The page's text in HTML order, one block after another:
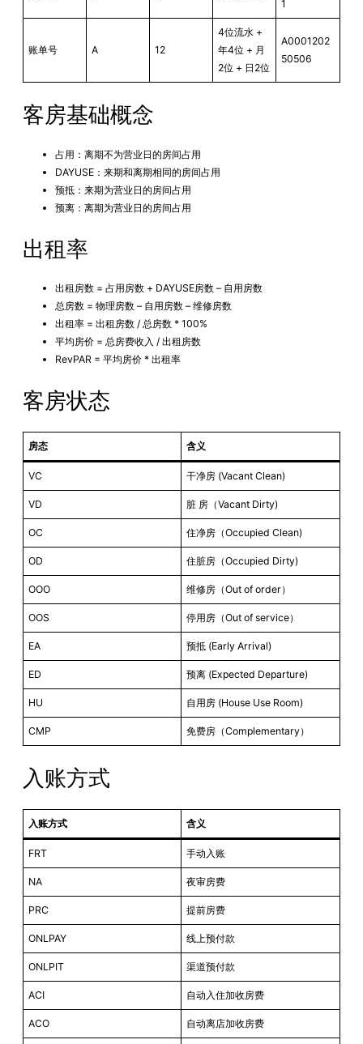
1
账单号 A 12
4位流水 +
年4位 + 月
2位 + 日2位
A0001202
50506
客房基础概念
占用：离期不为营业日的房间占用
DAYUSE：来期和离期相同的房间占用
预抵：来期为营业日的房间占用
预离：离期为营业日的房间占用
出租率
出租房数 = 占用房数 + DAYUSE房数 – 自用房数
总房数 = 物理房数 – 自用房数 – 维修房数
出租率 = 出租房数 / 总房数 * 100%
平均房价 = 总房费收入 / 出租房数
RevPAR = 平均房价 * 出租率
客房状态
房态 含义
VC 干净房 (Vacant Clean)
VD 脏 房（Vacant Dirty)
OC 住净房（Occupied Clean)
OD 住脏房（Occupied Dirty)
OOO 维修房（Out of order）
OOS 停用房（Out of service）
EA 预抵 (Early Arrival)
ED 预离 (Expected Departure)
HU 自用房 (House Use Room)
CMP 免费房（Complementary）
入账方式
入账方式 含义
FRT 手动入账
NA 夜审房费
PRC 提前房费
ONLPAY 线上预付款
ONLPIT 渠道预付款
ACI 自动入住加收房费
ACO 自动离店加收房费